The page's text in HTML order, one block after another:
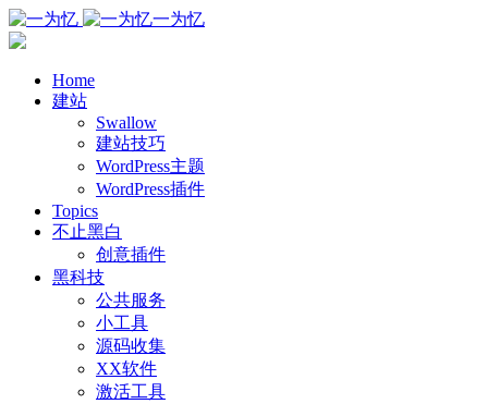
一为忆
Home
建站
Swallow
建站技巧
WordPress主题
WordPress插件
Topics
不止黑白
创意插件
黑科技
公共服务
小工具
源码收集
XX软件
激活工具